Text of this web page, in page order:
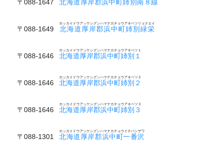
〒088-1647 北海道厚岸郡浜中町姉別南８線
〒088-1649 北海道厚岸郡浜中町姉別緑栄
ホッカイドウアッケシグンハマナカチョウアネベツリョクエイ
〒088-1646 北海道厚岸郡浜中町姉別１
ホッカイドウアッケシグンハマナカチョウアネベツ１
〒088-1646 北海道厚岸郡浜中町姉別２
ホッカイドウアッケシグンハマナカチョウアネベツ２
〒088-1646 北海道厚岸郡浜中町姉別３
ホッカイドウアッケシグンハマナカチョウアネベツ３
〒088-1301 北海道厚岸郡浜中町一番沢
ホッカイドウアッケシグンハマナカチョウイチバンザワ